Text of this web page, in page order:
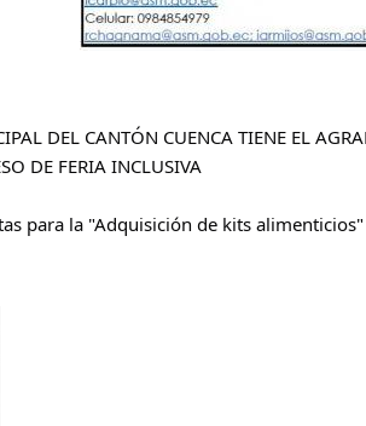
DEL CANTÓN CUENCA TIENE EL
DE FERIA INCLUSIVA
para la "Adquisición de kits alimenticios"